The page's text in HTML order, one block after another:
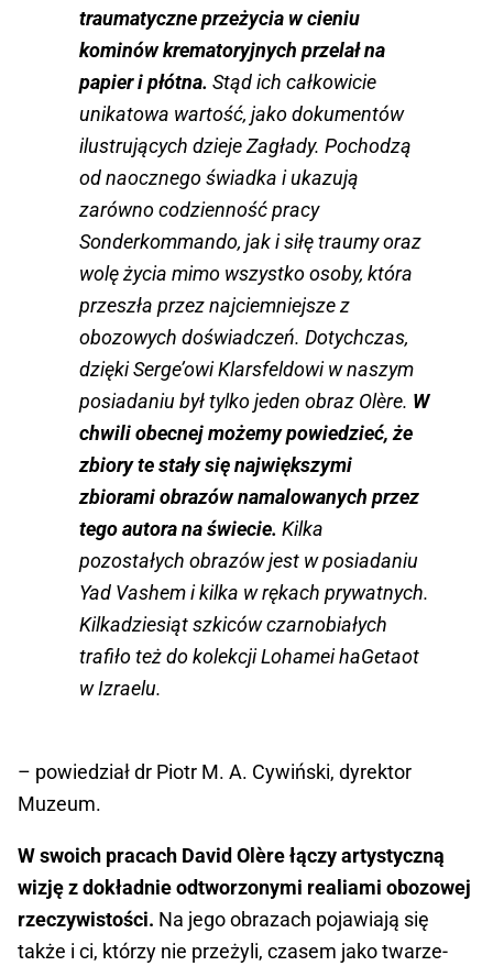
traumatyczne przeżycia w cieniu
kominów krematoryjnych przelał na
papier i płótna. Stąd ich całkowicie
unikatowa wartość, jako dokumentów
ilustrujących dzieje Zagłady. Pochodzą
od naocznego świadka i ukazują
zarówno codzienność pracy
Sonderkommando, jak i siłę traumy oraz
wolę życia mimo wszystko osoby, która
przeszła przez najciemniejsze z
obozowych doświadczeń. Dotychczas,
dzięki Serge’owi Klarsfeldowi w naszym
posiadaniu był tylko jeden obraz Olère. W
chwili obecnej możemy powiedzieć, że
zbiory te stały się największymi
zbiorami obrazów namalowanych przez
tego autora na świecie. Kilka
pozostałych obrazów jest w posiadaniu
Yad Vashem i kilka w rękach prywatnych.
Kilkadziesiąt szkiców czarnobiałych
trafiło też do kolekcji Lohamei haGetaot
w Izraelu.
– powiedział dr Piotr M. A. Cywiński, dyrektor
Muzeum.
W swoich pracach David Olère łączy artystyczną
wizję z dokładnie odtworzonymi realiami obozowej
rzeczywistości. Na jego obrazach pojawiają się
także i ci, którzy nie przeżyli, czasem jako twarze-